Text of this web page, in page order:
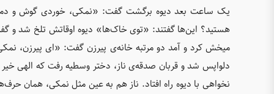
یک ساعت بعد دیوه برگشت گفت: «نمکی، خوردی گوش و
هستید؟ این‌ها گفتند: «توی خاک‌ها» دیوه اوقاتش تلخ شد و
میخش کرد و آمد دو مرتبه خانه‌ی پیرزن گفت: «ای پیرزن،
دلواپس شد و قربان صدقه‌ی ناز، دختر وسطیه رفت که الهی خیر
نخواهی با دیوه راه افتاد. ناز هم به عین مثل نمکی، همان